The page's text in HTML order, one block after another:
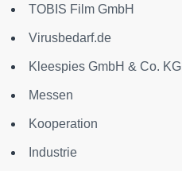
TOBIS Film GmbH
Virusbedarf.de
Kleespies GmbH & Co. KG
Messen
Kooperation
Industrie